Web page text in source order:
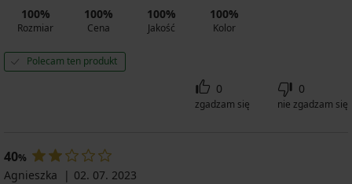
100%
Rozmiar
100%
Cena
100%
Jakość
100%
Kolor
Polecam ten produkt
0
zgadzam się
0
nie zgadzam się
40%
Agnieszka
02. 07. 2023